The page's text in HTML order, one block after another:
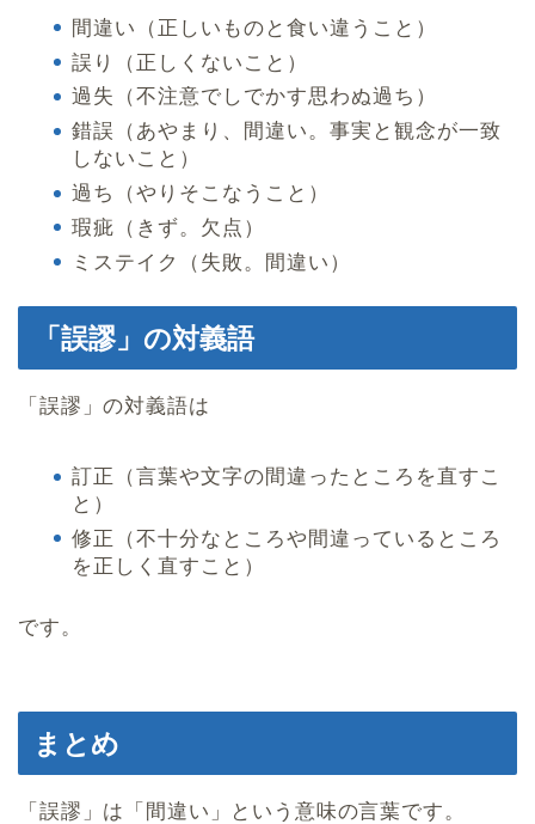
間違い（正しいものと食い違うこと）
誤り（正しくないこと）
過失（不注意でしでかす思わぬ過ち）
錯誤（あやまり、間違い。事実と観念が一致
しないこと）
過ち（やりそこなうこと）
瑕疵（きず。欠点）
ミステイク（失敗。間違い）
「誤謬」の対義語
「誤謬」の対義語は
訂正（言葉や文字の間違ったところを直すこ
と）
修正（不十分なところや間違っているところ
を正しく直すこと）
です。
まとめ
「誤謬」は「間違い」という意味の言葉です。